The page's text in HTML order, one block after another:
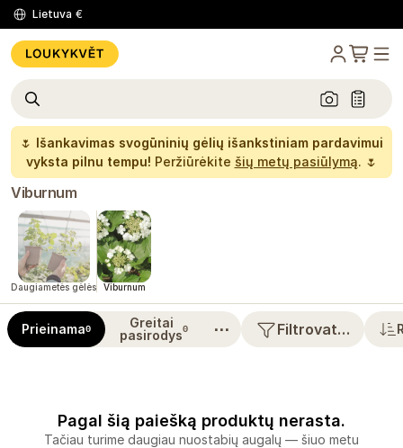
Lietuva €
🌷 Išankavimas svogūninių gėlių išankstiniam pardavimui
vyksta pilnu tempu! Peržiūrėkite šių metų pasiūlymą. 🌷
Viburnum
Daugiametės gėlės Viburnum
Prieinama0
Greitai
pasirodys0 ⋯ Filtrovat…
Pagal šią paiešką produktų nerasta.
Tačiau turime daugiau nuostabių augalų — šiuo metu